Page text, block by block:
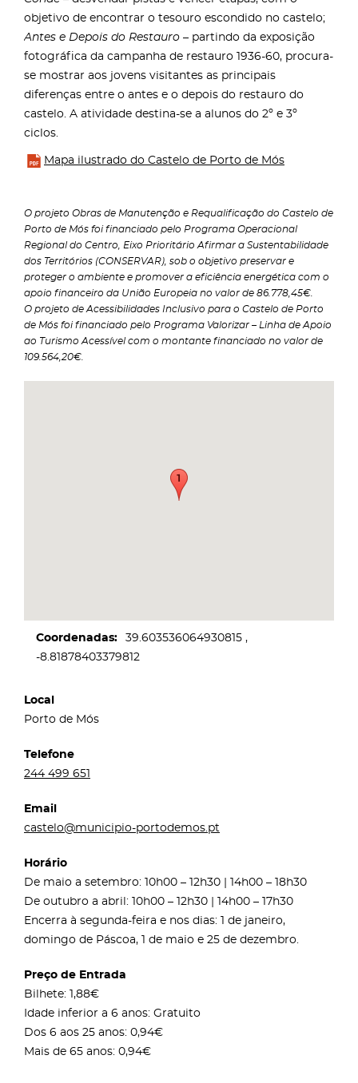
objetivo de encontrar o tesouro escondido no castelo;
Antes e Depois do Restauro – partindo da exposição
fotográfica da campanha de restauro 1936-60, procura-
se mostrar aos jovens visitantes as principais
diferenças entre o antes e o depois do restauro do
castelo. A atividade destina-se a alunos do 2º e 3º
ciclos.
Mapa ilustrado do Castelo de Porto de Mós
O projeto Obras de Manutenção e Requalificação do Castelo de
Porto de Mós foi financiado pelo Programa Operacional
Regional do Centro, Eixo Prioritário Afirmar a Sustentabilidade
dos Territórios (CONSERVAR), sob o objetivo preservar e
proteger o ambiente e promover a eficiência energética com o
apoio financeiro da União Europeia no valor de 86.778,45€.
O projeto de Acessibilidades Inclusivo para o Castelo de Porto
de Mós foi financiado pelo Programa Valorizar – Linha de Apoio
ao Turismo Acessível com o montante financiado no valor de
109.564,20€.
Coordenadas
39.603536064930815
-8.81878403379812
Local
Porto de Mós
Telefone
244 499 651
Email
castelo@municipio-portodemos.pt
Horário
De maio a setembro: 10h00 – 12h30 | 14h00 – 18h30
De outubro a abril: 10h00 – 12h30 | 14h00 – 17h30
Encerra à segunda-feira e nos dias: 1 de janeiro,
domingo de Páscoa, 1 de maio e 25 de dezembro.
Preço de Entrada
Bilhete: 1,88€
Idade inferior a 6 anos: Gratuito
Dos 6 aos 25 anos: 0,94€
Mais de 65 anos: 0,94€